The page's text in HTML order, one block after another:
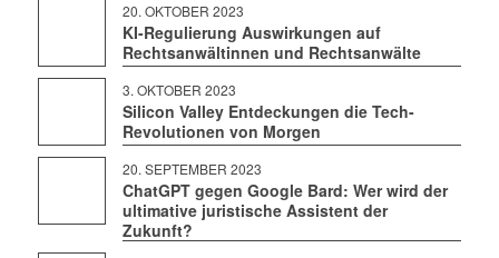
20. OKTOBER 2023
KI-Regulierung Auswirkungen auf
Rechtsanwältinnen und Rechtsanwälte
3. OKTOBER 2023
Silicon Valley Entdeckungen die Tech-
Revolutionen von Morgen
20. SEPTEMBER 2023
ChatGPT gegen Google Bard: Wer wird der
ultimative juristische Assistent der
Zukunft?